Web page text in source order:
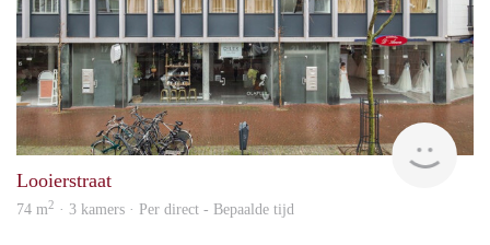
Looierstraat
74 m2 · 3 kamers · Per direct - Bepaalde tijd